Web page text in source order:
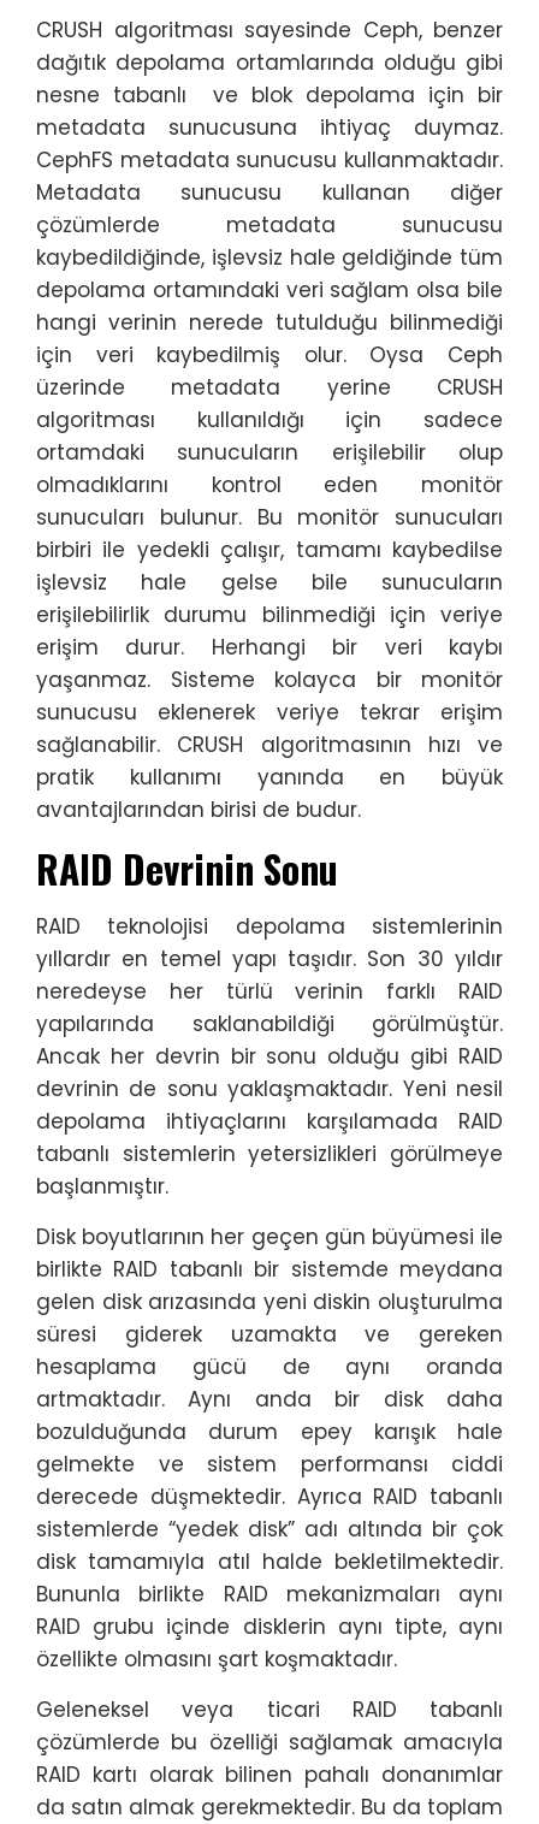
CRUSH algoritması sayesinde Ceph, benzer
dağıtık depolama ortamlarında olduğu gibi
nesne tabanlı ve blok depolama için bir
metadata sunucusuna ihtiyaç duymaz.
CephFS metadata sunucusu kullanmaktadır.
Metadata sunucusu kullanan diğer
çözümlerde metadata sunucusu
kaybedildiğinde, işlevsiz hale geldiğinde tüm
depolama ortamındaki veri sağlam olsa bile
hangi verinin nerede tutulduğu bilinmediği
için veri kaybedilmiş olur. Oysa Ceph
üzerinde metadata yerine CRUSH
algoritması kullanıldığı için sadece
ortamdaki sunucuların erişilebilir olup
olmadıklarını kontrol eden monitör
sunucuları bulunur. Bu monitör sunucuları
birbiri ile yedekli çalışır, tamamı kaybedilse
işlevsiz hale gelse bile sunucuların
erişilebilirlik durumu bilinmediği için veriye
erişim durur. Herhangi bir veri kaybı
yaşanmaz. Sisteme kolayca bir monitör
sunucusu eklenerek veriye tekrar erişim
sağlanabilir. CRUSH algoritmasının hızı ve
pratik kullanımı yanında en büyük
avantajlarından birisi de budur.
RAID Devrinin Sonu
RAID teknolojisi depolama sistemlerinin
yıllardır en temel yapı taşıdır. Son 30 yıldır
neredeyse her türlü verinin farklı RAID
yapılarında saklanabildiği görülmüştür.
Ancak her devrin bir sonu olduğu gibi RAID
devrinin de sonu yaklaşmaktadır. Yeni nesil
depolama ihtiyaçlarını karşılamada RAID
tabanlı sistemlerin yetersizlikleri görülmeye
başlanmıştır.
Disk boyutlarının her geçen gün büyümesi ile
birlikte RAID tabanlı bir sistemde meydana
gelen disk arızasında yeni diskin oluşturulma
süresi giderek uzamakta ve gereken
hesaplama gücü de aynı oranda
artmaktadır. Aynı anda bir disk daha
bozulduğunda durum epey karışık hale
gelmekte ve sistem performansı ciddi
derecede düşmektedir. Ayrıca RAID tabanlı
sistemlerde “yedek disk” adı altında bir çok
disk tamamıyla atıl halde bekletilmektedir.
Bununla birlikte RAID mekanizmaları aynı
RAID grubu içinde disklerin aynı tipte, aynı
özellikte olmasını şart koşmaktadır.
Geleneksel veya ticari RAID tabanlı
çözümlerde bu özelliği sağlamak amacıyla
RAID kartı olarak bilinen pahalı donanımlar
da satın almak gerekmektedir. Bu da toplam